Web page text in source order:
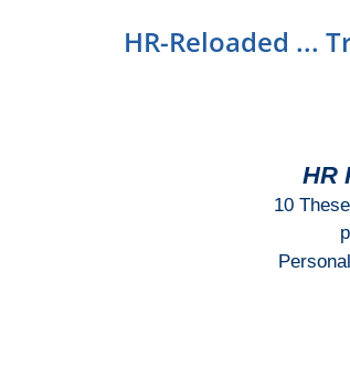
HR-Reloaded ...